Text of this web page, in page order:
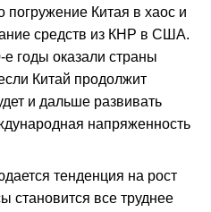
погружение Китая в хаос и
средств из КНР в США.
годы оказали страны
Китай продолжит
и дальше развивать
напряженность
тенденция на рост
становится все труднее